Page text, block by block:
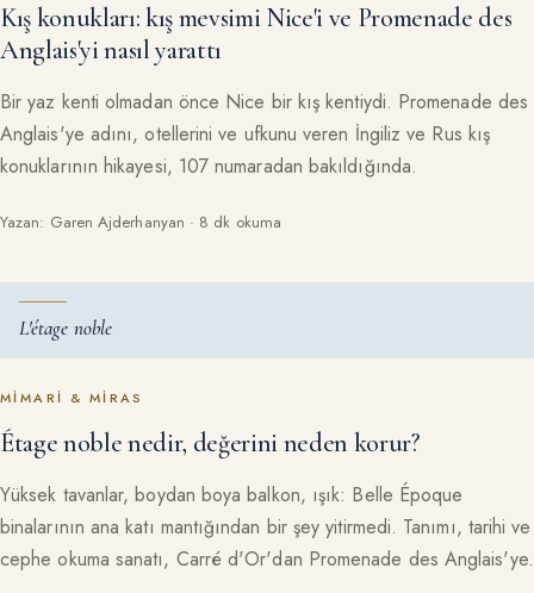
Kış konukları: kış mevsimi Nice'i ve Promenade des
Anglais'yi nasıl yarattı
Bir yaz kenti olmadan önce Nice bir kış kentiydi. Promenade des
Anglais'ye adını, otellerini ve ufkunu veren İngiliz ve Rus kış
konuklarının hikayesi, 107 numaradan bakıldığında.
Yazan: Garen Ajderhanyan · 8 dk okuma
L'étage noble
MIMARI & MIRAS
Étage noble nedir, değerini neden korur?
Yüksek tavanlar, boydan boya balkon, ışık: Belle Époque
binalarının ana katı mantığından bir şey yitirmedi. Tanımı, tarihi ve
cephe okuma sanatı, Carré d'Or'dan Promenade des Anglais'ye.